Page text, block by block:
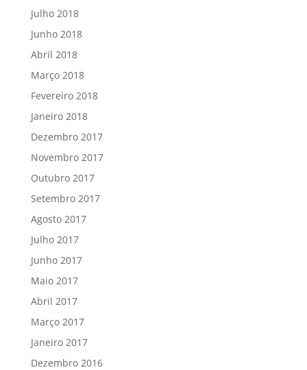
Julho 2018
Junho 2018
Abril 2018
Março 2018
Fevereiro 2018
Janeiro 2018
Dezembro 2017
Novembro 2017
Outubro 2017
Setembro 2017
Agosto 2017
Julho 2017
Junho 2017
Maio 2017
Abril 2017
Março 2017
Janeiro 2017
Dezembro 2016